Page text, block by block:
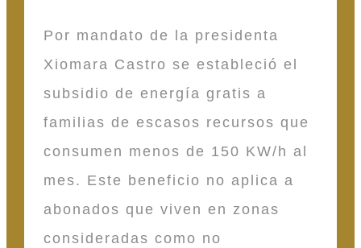
Por mandato de la presidenta
Xiomara Castro se estableció el
subsidio de energía gratis a
familias de escasos recursos que
consumen menos de 150 KW/h al
mes. Este beneficio no aplica a
abonados que viven en zonas
consideradas como no